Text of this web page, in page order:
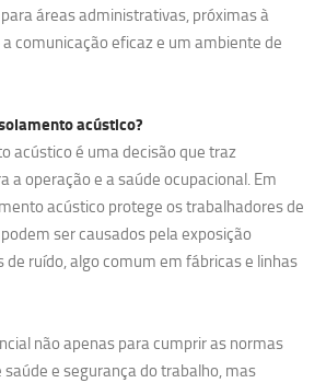
áreas administrativas, próximas à
comunicação eficaz e um ambiente de
acústico?
acústico é uma decisão que traz
a operação e a saúde ocupacional. Em
acústico protege os trabalhadores de
ser causados pela exposição
de ruído, algo comum em fábricas e linhas
não apenas para cumprir as normas
e segurança do trabalho, mas